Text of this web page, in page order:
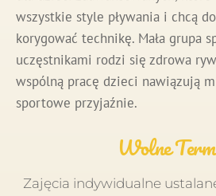
wszystkie style pływania i chcą
korygować technikę. Mała grupa
uczęstnikami rodzi się zdrowa
wspólną pracę dzieci nawiązują
sportowe przyjaźnie.
Wolne
Zajęcia indywidualne